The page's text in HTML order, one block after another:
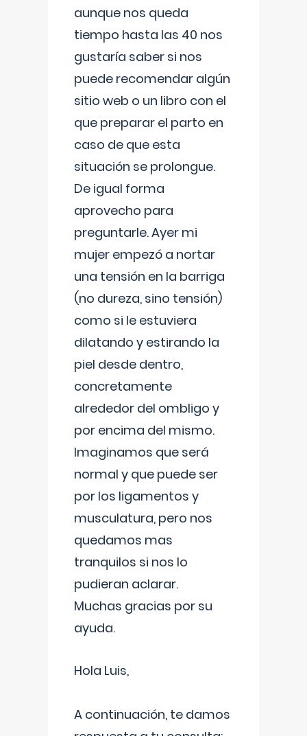
aunque nos queda
tiempo hasta las 40 nos
gustaría saber si nos
puede recomendar algún
sitio web o un libro con el
que preparar el parto en
caso de que esta
situación se prolongue.
De igual forma
aprovecho para
preguntarle. Ayer mi
mujer empezó a nortar
una tensión en la barriga
(no dureza, sino tensión)
como si le estuviera
dilatando y estirando la
piel desde dentro,
concretamente
alrededor del ombligo y
por encima del mismo.
Imaginamos que será
normal y que puede ser
por los ligamentos y
musculatura, pero nos
quedamos mas
tranquilos si nos lo
pudieran aclarar.
Muchas gracias por su
ayuda.
Hola Luis,
A continuación, te damos